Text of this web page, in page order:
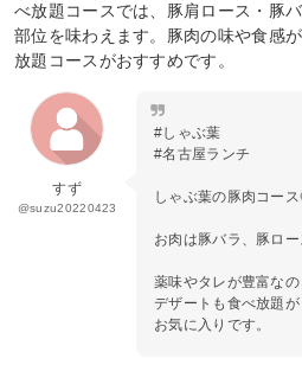
べ放題コースでは、豚肩ロース・豚
部位を味わえます。豚肉の味や食感
放題コースがおすすめです。
すず
@suzu20220423
#しゃぶ葉
#名古屋ランチ
しゃぶ葉の豚肉コー
お肉は豚バラ、豚ロー
薬味やタレが豊富なの
デザートも食べ放題が
お気に入りです。